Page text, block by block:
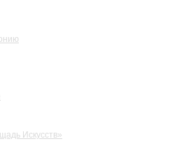
Искусств»